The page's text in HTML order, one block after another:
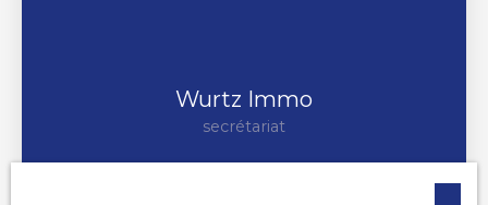
Wurtz Immo
secrétariat